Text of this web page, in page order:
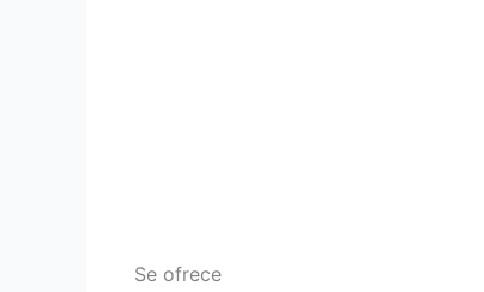
Se ofrece